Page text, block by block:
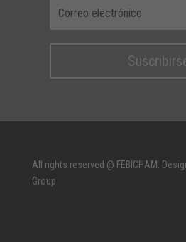
All rights reserved @ FEBICHAM.
Group